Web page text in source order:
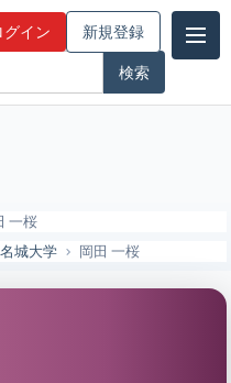
評価 | ドラフト候補とみんなの
グイン 新規登録
一桜
名城大学 岡田 一桜